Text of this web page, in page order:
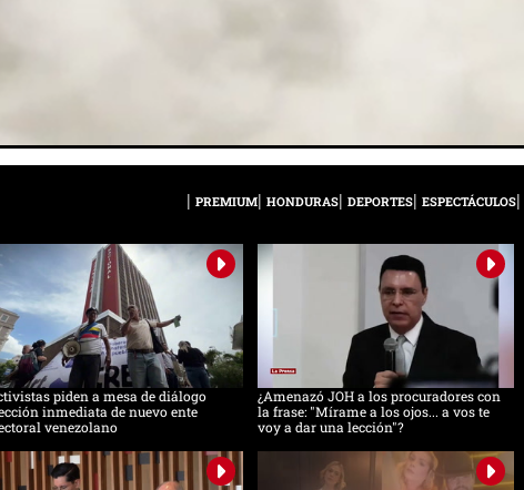
PREMIUM HONDURAS DEPORTES ESPECTÁCULOS
piden a mesa de diálogo
inmediata de nuevo ente
venezolano
¿Amenazó JOH a los procuradores con
la frase: "Mírame a los ojos... a vos te
voy a dar una lección"?